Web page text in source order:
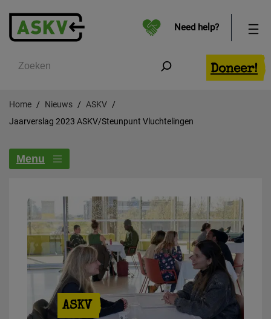
Zoeken
Doneer!
Need help?
Home Nieuws ASKV
Jaarverslag 2023 ASKV/Steunpunt Vluchtelingen
Menu
ASKV